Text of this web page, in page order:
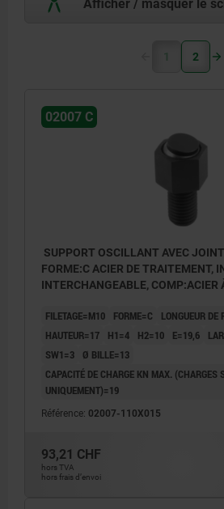
1 2
02007 C
SUPPORT OSCILLANT AVEC
FORME:C ACIER DE TRAITEMENT,
INTERCHANGEABLE, COMP:ACIER
FILETAGE=M10 FORME=C LONGUEUR DE
HAUTEUR=17
H1=4 H2=10 E=19,6
SW1=3
Ø BILLE=13
CAPACITÉ DE CHARGE KN MAX. (CHARGES
UNIQUEMENT)=19
Référence: 02007-110X015
93,21 CHF
hors TVA
hors frais d’envoi